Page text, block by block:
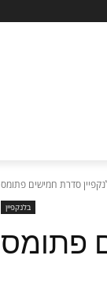
סדרת חמישים פתומס
בלנקפיין
פתומס